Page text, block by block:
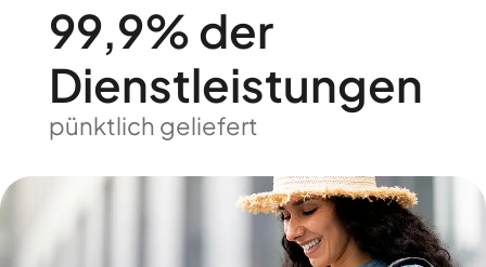
99,9% der
Dienstleistungen
pünktlich geliefert